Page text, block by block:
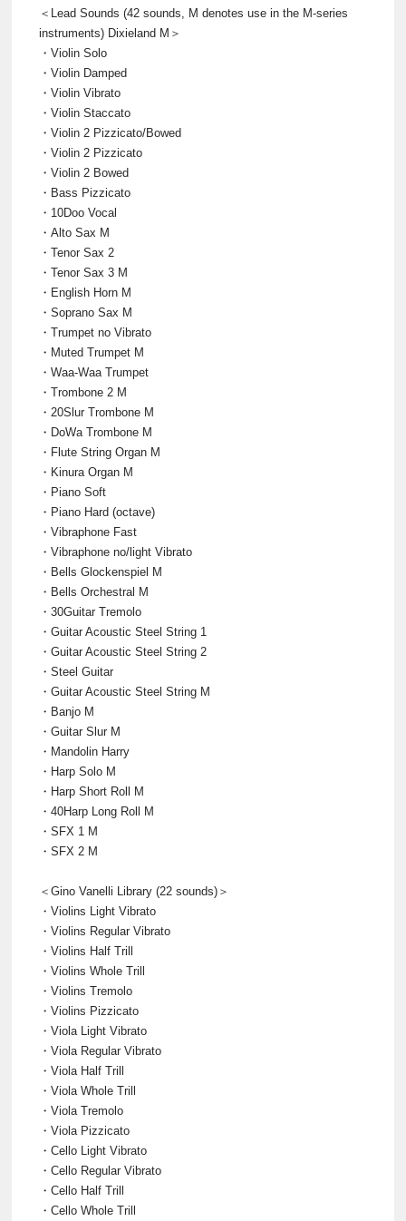
＜Lead Sounds (42 sounds, M denotes use in the M-series
instruments) Dixieland M＞
・Violin Solo
・Violin Damped
・Violin Vibrato
・Violin Staccato
・Violin 2 Pizzicato/Bowed
・Violin 2 Pizzicato
・Violin 2 Bowed
・Bass Pizzicato
・10Doo Vocal
・Alto Sax M
・Tenor Sax 2
・Tenor Sax 3 M
・English Horn M
・Soprano Sax M
・Trumpet no Vibrato
・Muted Trumpet M
・Waa-Waa Trumpet
・Trombone 2 M
・20Slur Trombone M
・DoWa Trombone M
・Flute String Organ M
・Kinura Organ M
・Piano Soft
・Piano Hard (octave)
・Vibraphone Fast
・Vibraphone no/light Vibrato
・Bells Glockenspiel M
・Bells Orchestral M
・30Guitar Tremolo
・Guitar Acoustic Steel String 1
・Guitar Acoustic Steel String 2
・Steel Guitar
・Guitar Acoustic Steel String M
・Banjo M
・Guitar Slur M
・Mandolin Harry
・Harp Solo M
・Harp Short Roll M
・40Harp Long Roll M
・SFX 1 M
・SFX 2 M
＜Gino Vanelli Library (22 sounds)＞
・Violins Light Vibrato
・Violins Regular Vibrato
・Violins Half Trill
・Violins Whole Trill
・Violins Tremolo
・Violins Pizzicato
・Viola Light Vibrato
・Viola Regular Vibrato
・Viola Half Trill
・Viola Whole Trill
・Viola Tremolo
・Viola Pizzicato
・Cello Light Vibrato
・Cello Regular Vibrato
・Cello Half Trill
・Cello Whole Trill